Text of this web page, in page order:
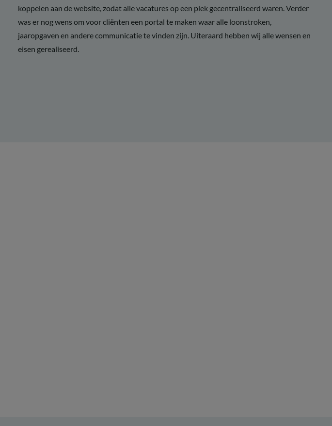
koppelen aan de website, zodat alle vacatures op een plek gecentraliseerd waren. Verder
was er nog wens om voor cliënten een portal te maken waar alle loonstroken,
jaaropgaven en andere communicatie te vinden zijn. Uiteraard hebben wij alle wensen en
eisen gerealiseerd.